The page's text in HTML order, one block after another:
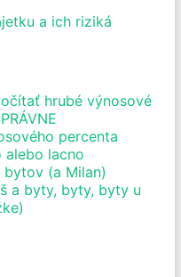
a ich riziká
hrubé výnosové
percenta
alebo lacno
(a Milan)
a byty, byty, byty u